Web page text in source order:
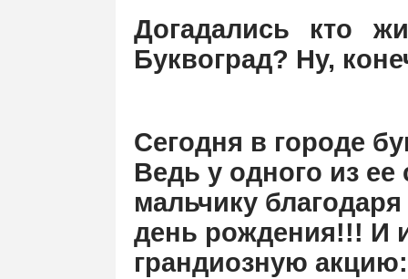
Догадались кто
Буквоград? Ну,
Сегодня в городе
Ведь у одного из
мальчику
день рождения!!! И
грандиозную акцию: